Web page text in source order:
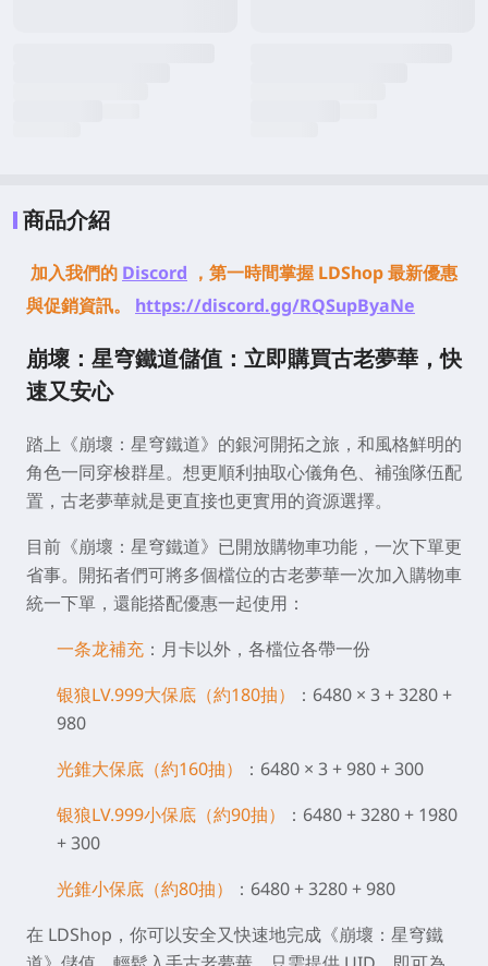
商品介紹
加入我們的 Discord ，第一時間掌握 LDShop 最新優惠
與促銷資訊。
https://discord.gg/RQSupByaNe
崩壞：星穹鐵道儲值：立即購買古老夢華，快
速又安心
踏上《崩壞：星穹鐵道》的銀河開拓之旅，和風格鮮明的
角色一同穿梭群星。想更順利抽取心儀角色、補強隊伍配
置，古老夢華就是更直接也更實用的資源選擇。
目前《崩壞：星穹鐵道》已開放購物車功能，一次下單更
省事。開拓者們可將多個檔位的古老夢華一次加入購物車
統一下單，還能搭配優惠一起使用：
一条龙補充 ：月卡以外，各檔位各帶一份
银狼LV.999大保底（約180抽）
：6480 × 3 + 3280 +
980
光錐大保底（約160抽）
：6480 × 3 + 980 + 300
银狼LV.999小保底（約90抽）
：6480 + 3280 + 1980
+ 300
光錐小保底（約80抽）
：6480 + 3280 + 980
在 LDShop，你可以安全又快速地完成《崩壞：星穹鐵